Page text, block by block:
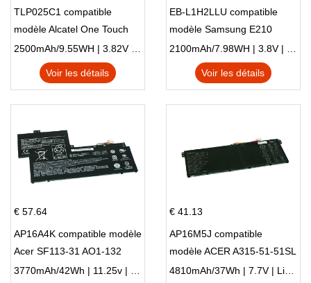
TLP025C1 compatible
modèle Alcatel One Touch
Pop 4 Plus OT-5056D
2500mAh/9.55WH | 3.82V | Li-ion ...
Voir les détails
EB-L1H2LLU compatible
modèle Samsung E210
E210K i939
2100mAh/7.98WH | 3.8V | Li-ion ...
Voir les détails
€ 57.64
AP16A4K compatible modèle
Acer SF113-31 AO1-132
NE132
3770mAh/42Wh | 11.25v | Li-ion ...
€ 41.13
AP16M5J compatible
modèle ACER A315-51-51SL
N17Q1 SERIES
4810mAh/37Wh | 7.7V | Li-ion ...